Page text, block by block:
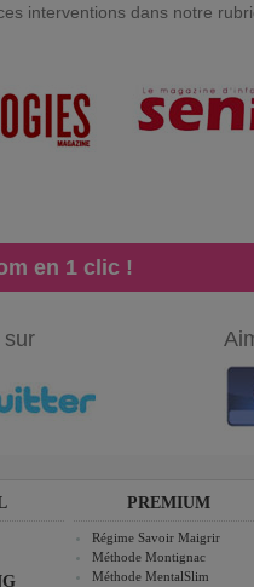
interventions dans notre
en 1 clic !
sur
PREMIUM
Régime Savoir Maigrir
Méthode Montignac
Méthode MentalSlim